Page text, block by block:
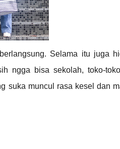
Selama itu juga
ngga bisa sekolah, toko-
suka muncul rasa kesel dan